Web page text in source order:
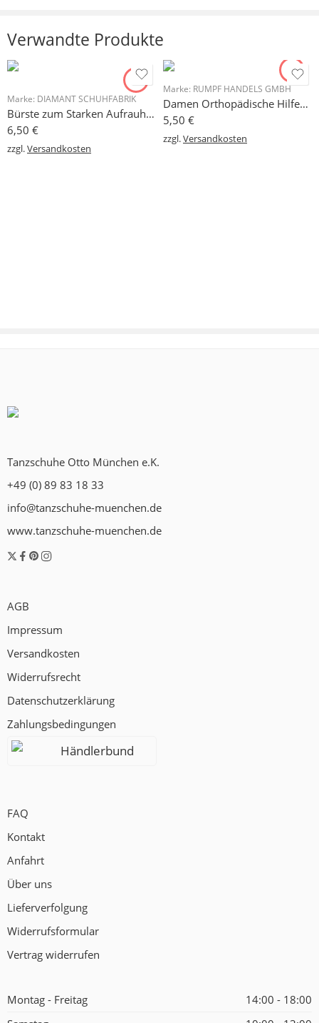
Verwandte Produkte
Marke: DIAMANT SCHUHFABRIK
Bürste zum Starken Aufrauhen der Sohlen
6,50 €
zzgl.Versandkosten
Marke: RUMPF HANDELS GMBH
Damen Orthopädische Hilfen hilft bei Hallux Valgus
5,50 €
zzgl.Versandkosten
Tanzschuhe Otto München e.K.
+49 (0) 89 83 18 33
info@tanzschuhe-muenchen.de
www.tanzschuhe-muenchen.de
AGB
Impressum
Versandkosten
Widerrufsrecht
Datenschutzerklärung
Zahlungsbedingungen
Händlerbund
FAQ
Kontakt
Anfahrt
Über uns
Lieferverfolgung
Widerrufsformular
Vertrag widerrufen
Montag - Freitag
14:00 - 18:00